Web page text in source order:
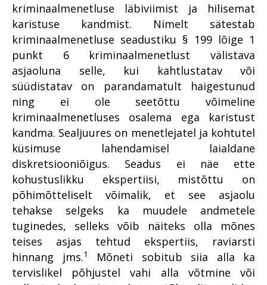
Küberkuritegevus
Maa seest leitud skelett –
sündmus, mis pani teaduse
proovile
Oli aeg, mil toimikusse pandi
nii horoskoop kui rahatähtede
koopiad
Organiseeritud kuritegevus
Perevägivald
Riigivastased kuriteod
Riik kogub, kodanik vaikib: kas
privaatsus on juba luksus?
Suure kahjuga
majanduskuritegevus
Süüdimõistva kohtuotsuseta
konfiskeerimine – kas Eestile
täiesti võõras?
Rahvusvaheline koostöö
Noorte täiskasvanute
erikohtlemine – uus suund
prokuratuuris
EPPO – esimeste
tegutsemisaastate kogemus
Kuidas peaks käima
tõendamine ja kahju
hüvitamine, kui kannatanuid
on hulgim?
Kriminaalmenetluse statistika
Vahistamine ja
konfiskeerimine
Alaealiste kokkupuude
kriminaalmenetlusega
Perevägivald
kuritegevuse vahel
Tulirelv kogukonnas on kui
kahe teraga mõõk
Ajas muutuvad
(vägivalla)kuriteod
Kauplusevargused – kas
kerge hõlptulu või vastuseta
sotsiaalne probleem?
Arheoloogiliste esemete must
turg: kultuurisõda Ukrainas
Ahistava jälitamise juhtumites
mängib rolli omanditunne
Ahistamist ei pea taluma
Koostöö ja teadvustamine:
lähisuhtevägivalla
lahendamine kogukonna toel
Kui kuritegelik ühendus
koduõuele kipub
impossible?
Korruptsiooniohust
väiksemates omavalitsustes
Kriminaalmenetluste statistika
Küberkuritegevus
Kuritegevus ei tohi ära tasuda
Kuritegude inetud tagajärjed
elavad kauem kui kuriteod ise
Lääne ringkonnaprokuratuur
Lõuna ringkonnaprokuratuur
aastal 2022
Organiseeritud kuritegevus
Perevägivald
Pikk menetlusaeg koos
infosuluga väetavad leebet
kriminaalmenetluse läbiviimist ja hilisemat
karistuse kandmist. Nimelt sätestab
kriminaalmenetluse seadustiku § 199 lõige 1
punkt 6 kriminaalmenetlust välistava
asjaoluna selle, kui kahtlustatav või
süüdistatav on parandamatult haigestunud
ning ei ole seetõttu võimeline
kriminaalmenetluses osalema ega karistust
kandma. Sealjuures on menetlejatel ja kohtutel
küsimuse lahendamisel laialdane
diskretsiooniõigus. Seadus ei näe ette
kohustuslikku ekspertiisi, mistõttu on
põhimõtteliselt võimalik, et see asjaolu
tehakse selgeks ka muudele andmetele
tuginedes, selleks võib näiteks olla mõnes
teises asjas tehtud ekspertiis, raviarsti
hinnang jms.1
Mõneti sobitub siia alla ka
tervislikel põhjustel vahi alla võtmine või